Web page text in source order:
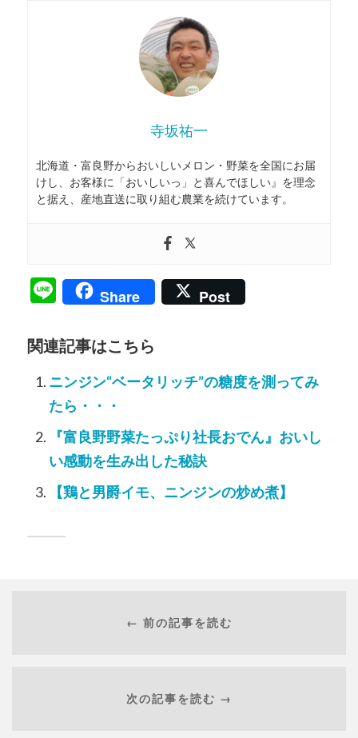
寺坂祐一
北海道・富良野からおいしいメロン・野菜を全国にお届
けし、お客様に「おいしいっ」と喜んでほしい』を理念
と据え、産地直送に取り組む農業を続けています。
LineShare Post
関連記事はこちら
ニンジン“ベータリッチ”の糖度を測ってみ
たら・・・
『富良野野菜たっぷり社長おでん』おいし
い感動を生み出した秘訣
【鶏と男爵イモ、ニンジンの炒め煮】
← 前の記事を読む
次の記事を読む →